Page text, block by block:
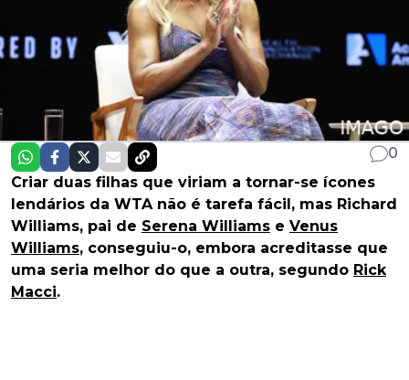
0
Criar duas filhas que viriam a tornar-se ícones
lendários da WTA não é tarefa fácil, mas Richard
Williams, pai de Serena Williams e Venus
Williams, conseguiu-o, embora acreditasse que
uma seria melhor do que a outra, segundo Rick
Macci.